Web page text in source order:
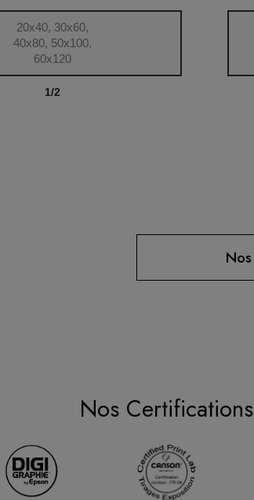
20x40, 30x60,
40x80, 50x100,
60x120
1/2
Nos Certifications